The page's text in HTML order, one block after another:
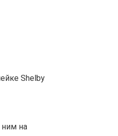
Shelby
ним на